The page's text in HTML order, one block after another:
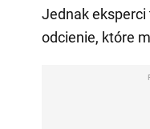
Jednak
odcienie, które